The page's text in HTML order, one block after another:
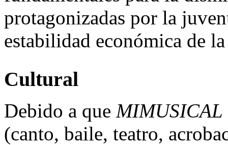
protagonizadas por la
estabilidad económica de
Cultural
Debido a que MIMUSICAL
(canto, baile, teatro,